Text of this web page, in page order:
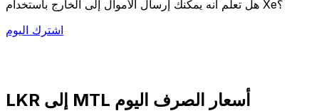
هل تعلم أنه يمكنك إرسال الأموال إلى الخارج باستخدام Xe؟
اشترك اليوم
LKR إلى MTL أسعار الصرف اليوم